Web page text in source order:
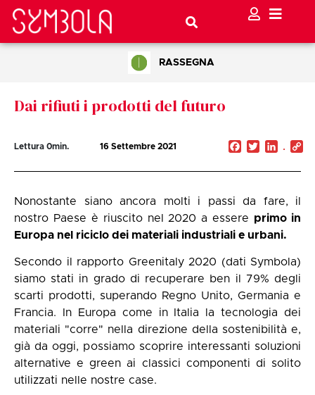
RASSEGNA
Dai rifiuti i prodotti del futuro
Lettura 0min. 16 Settembre 2021 Facebook
Twitter
Nonostante siano ancora molti i passi da fare, il
nostro Paese è riuscito nel 2020 a essere primo in
Europa nel riciclo dei materiali industriali e urbani.
Secondo il rapporto Greenitaly 2020 (dati Symbola)
siamo stati in grado di recuperare ben il 79% degli
scarti prodotti, superando Regno Unito, Germania e
Francia. In Europa come in Italia la tecnologia dei
materiali "corre" nella direzione della sostenibilità e,
già da oggi, possiamo scoprire interessanti soluzioni
alternative e green ai classici componenti di solito
utilizzati nelle nostre case.